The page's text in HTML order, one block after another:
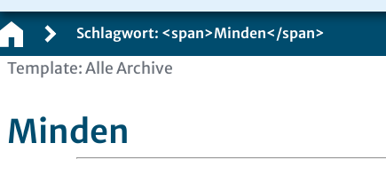
Zum
Schlagwort: <span>Minden</span>
Template: Alle Archive
Minden